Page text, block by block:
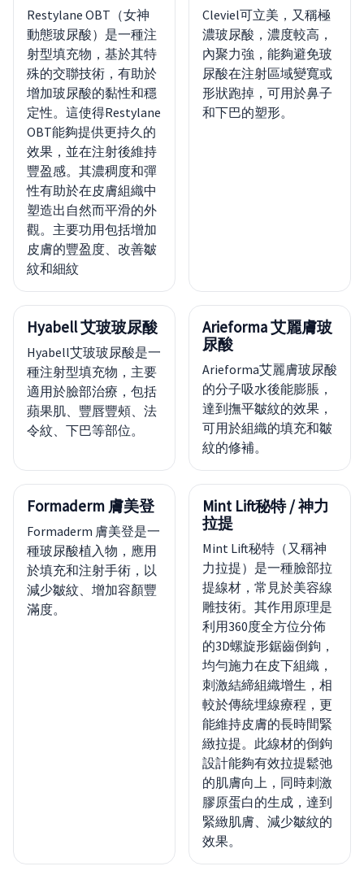
Restylane OBT（女神
動態玻尿酸）是一種注
射型填充物，基於其特
殊的交聯技術，有助於
增加玻尿酸的黏性和穩
定性。這使得Restylane
OBT能夠提供更持久的
效果，並在注射後維持
豐盈感。其濃稠度和彈
性有助於在皮膚組織中
塑造出自然而平滑的外
觀。主要功用包括增加
皮膚的豐盈度、改善皺
紋和細紋
Cleviel可立美，又稱極
濃玻尿酸，濃度較高，
內聚力強，能夠避免玻
尿酸在注射區域變寬或
形狀跑掉，可用於鼻子
和下巴的塑形。
Hyabell 艾玻玻尿酸
Hyabell艾玻玻尿酸是一
種注射型填充物，主要
適用於臉部治療，包括
蘋果肌、豐唇豐頰、法
令紋、下巴等部位。
Arieforma 艾麗膚玻
尿酸
Arieforma艾麗膚玻尿酸
的分子吸水後能膨脹，
達到撫平皺紋的效果，
可用於組織的填充和皺
紋的修補。
Formaderm 膚美登
Formaderm 膚美登是一
種玻尿酸植入物，應用
於填充和注射手術，以
減少皺紋、增加容顏豐
滿度。
Mint Lift秘特 / 神力
拉提
Mint Lift秘特（又稱神
力拉提）是一種臉部拉
提線材，常見於美容線
雕技術。其作用原理是
利用360度全方位分佈
的3D螺旋形鋸齒倒鉤，
均勻施力在皮下組織，
刺激結締組織增生，相
較於傳統埋線療程，更
能維持皮膚的長時間緊
緻拉提。此線材的倒鉤
設計能夠有效拉提鬆弛
的肌膚向上，同時刺激
膠原蛋白的生成，達到
緊緻肌膚、減少皺紋的
效果。